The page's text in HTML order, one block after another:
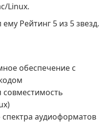
Linux.
Рейтинг 5 из 5 звезд.
обеспечение с
аудиоформатов